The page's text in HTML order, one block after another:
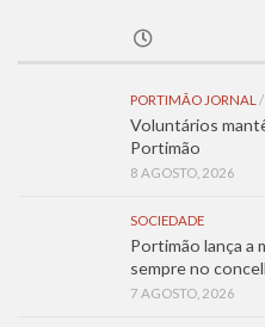
PORTIMÃO JORNAL /
Voluntários
Portimão
8 AGOSTO, 2026
SOCIEDADE
Portimão lança a
sempre no
7 AGOSTO, 2026